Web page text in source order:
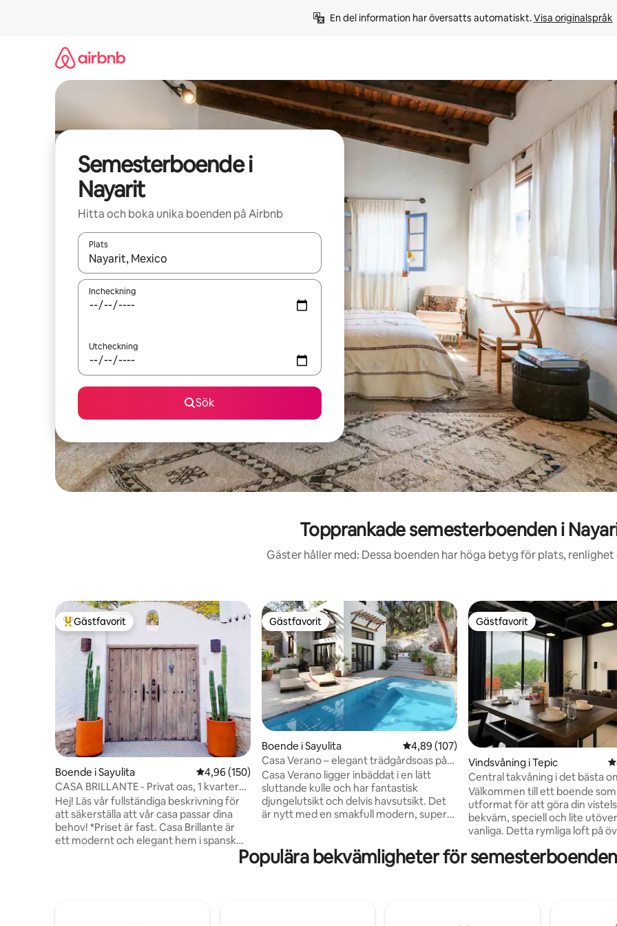
En del information har översatts automatiskt. Visa originalspråk
Semesterboende i
Nayarit
Hitta och boka unika boenden på Airbnb
Plats
När resultaten är tillgängliga kan du navigera med upp- och nedåtpilarna eller utforska genom att trycka eller svepa.
Incheckning
Utcheckning
Sök
Topprankade semesterboenden i
Gäster håller med: Dessa boenden har höga betyg för plats, renlighet
Populär gästfavorit
Gästfavorit
Boende i Sayulita 4,96 av 5 i genomsnittligt betyg, 150 omdömen
4,96 (150)
CASA BRILLANTE - Privat oas, 1 kvarter
från plaza
Hej! Läs vår fullständiga beskrivning för
att säkerställa att vår casa passar dina
behov! *Priset är fast. Casa Brillante är
ett modernt och elegant hem i spansk
takterrass med havsutsikt är perfekt för
Gästfavorit
Gästfavorit
Boende i Sayulita 4,89 av 5 i genomsnittligt betyg, 107
4,89 (107)
Casa Verano – elegant trädgårdsoas på
nordsidan
Casa Verano ligger inbäddat i en lätt
sluttande kulle och har fantastisk
djungelutsikt och delvis havsutsikt. Det
är nytt med en smakfull modern, super
och AC. Uppvärmd pool. Öppet
vardagsrum. Köket öppnar till en vacker
Gästfavorit
Gästfavorit
Vindsvåning i Tepic
Central takvåning i det bästa
Tepic
Välkommen till ett boende
utformat för att göra din
bekväm, speciell och lite
vanliga. Detta rymliga loft på
vackraste vyerna i staden. Det
genomtänkt utformat för att
omgivet av restauranger och
Populära bekvämligheter för